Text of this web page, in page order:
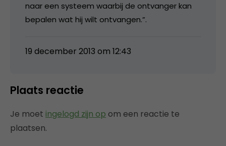
naar een systeem waarbij de ontvanger kan
bepalen wat hij wilt ontvangen.”.
19 december 2013 om 12:43
Plaats reactie
Je moet ingelogd zijn op om een reactie te
plaatsen.